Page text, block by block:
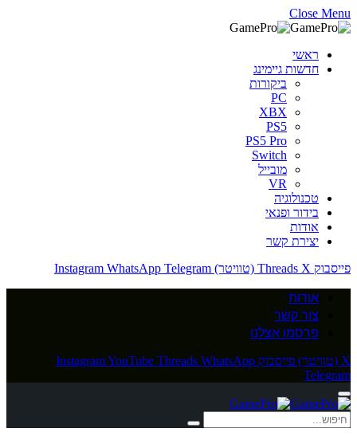
Close Menu
ראשי
חדשות גיימינג
ביקורות
PC
XBX
PS5
PS5 Pro
Switch
מובייל
VR
טכנולוגיה
בידור ופנאי
אודות
יצירת קשר
פייסבוק
Threads X (טוויטר) Instagram WhatsApp Telegram
אודות
צור קשר
פרסמו אצלנו
X (טוויטר) פייסבוק InstagramYouTube Threads WhatsApp
Telegram